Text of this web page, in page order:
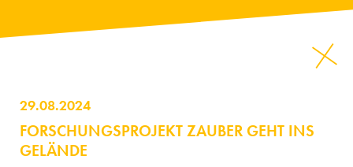
29.08.2024
FORSCHUNGSPROJEKT ZAUBER GEHT INS
GELÄNDE